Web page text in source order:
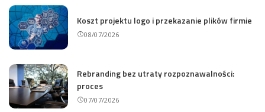
Koszt projektu logo i przekazanie plików firmie
08/07/2026
Rebranding bez utraty rozpoznawalności:
proces
07/07/2026